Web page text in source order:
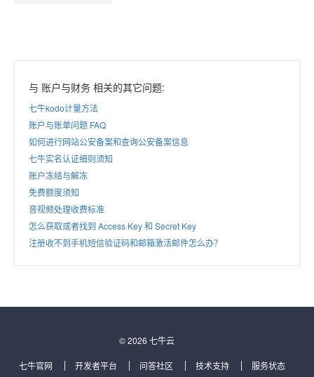
与 账户与财务 相关的其它问题:
七牛kodo计量方法
账户与账单问题 FAQ
如何进行网站公安备案和查询公安备案信息
七牛实名认证细则须知
账户冻结与解冻
免费额度须知
音视频处理收费标准
怎么获取或者找到 Access Key 和 Secret Key
注册收不到手机短信验证码和邮箱激活邮件怎么办？
© 2026 七牛云
七牛官网 开发者平台 问答社区 技术支持 服务状态